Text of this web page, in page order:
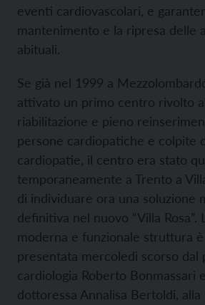
eventi cardiovascolari, e
mantenimento e la ripresa delle
abituali.
Se già nel 1999 a
attivato un primo centro rivolto
riabilitazione e pieno
persone cardiopatiche e colpite
cardiopatie, il centro era stato
temporaneamente a Trento a
di individuare ora una soluzione
definitiva nel nuovo “Villa Rosa”.
moderna e funzionale struttura è
presentata mercoledì scorso dal
cardiologia Roberto Bonmassari
dottoressa Annalisa Bertoldi, alla